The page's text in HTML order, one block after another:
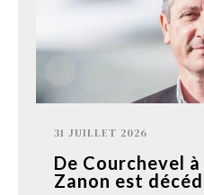
31 JUILLET 2026
De Courchevel
Zanon est